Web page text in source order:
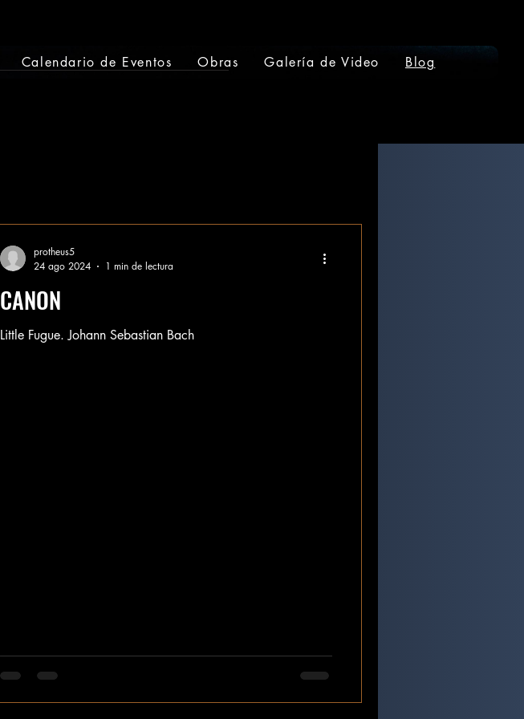
Calendario de Eventos Obras Galería de Video Blog
CANON
Little Fugue. Johann Sebastian Bach
protheus5
24 ago 2024
1 min de lectura